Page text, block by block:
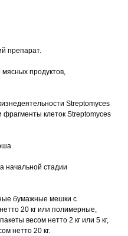
препарат.
мясных продуктов,
Streptomyces
фрагменты клеток Streptomyces
начальной стадии
бумажные мешки с
20 кг или полимерные,
весом нетто 2 кг или 5 кг,
нетто 20 кг.